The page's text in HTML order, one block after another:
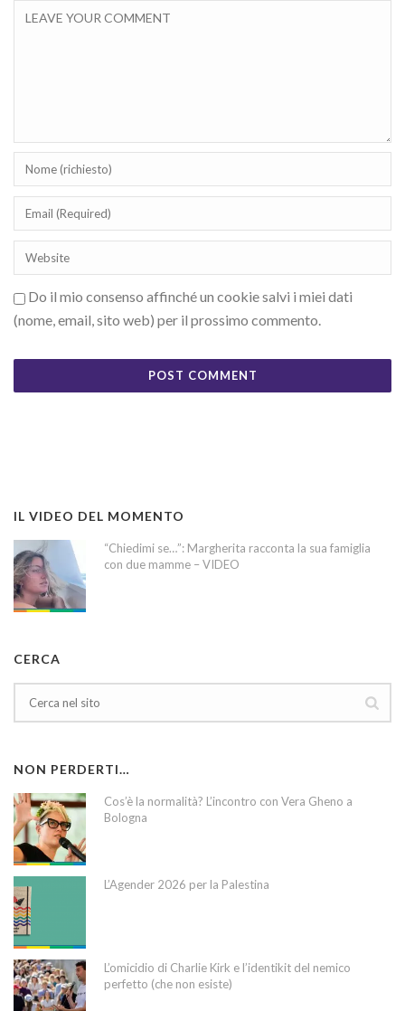
Do il mio consenso affinché un cookie salvi i miei dati
(nome, email, sito web) per il prossimo commento.
IL VIDEO DEL MOMENTO
“Chiedimi se…”: Margherita racconta la sua famiglia
con due mamme – VIDEO
CERCA
NON PERDERTI…
Cos’è la normalità? L’incontro con Vera Gheno a
Bologna
L’Agender 2026 per la Palestina
L’omicidio di Charlie Kirk e l’identikit del nemico
perfetto (che non esiste)